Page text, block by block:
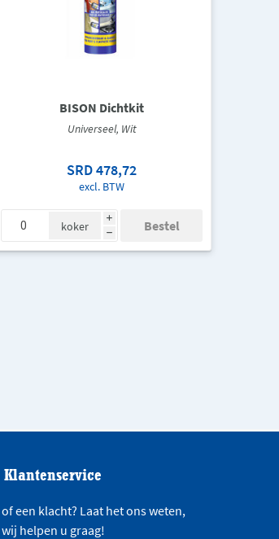
BISON Dichtkit
Universeel, Wit
SRD 478,72
excl. BTW
i
h
koker
Klantenservice
een klacht? Laat het ons weten,
wij helpen u graag!